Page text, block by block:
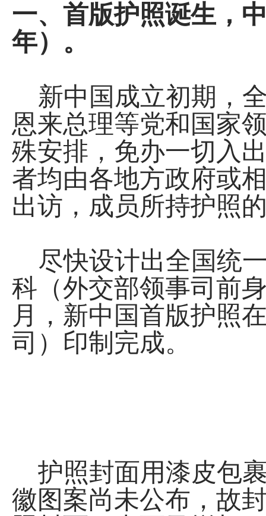
一、首版护照诞生，
年）。
新中国成立初期，
恩来总理等党和国家
殊安排，免办一切入
者均由各地方政府或
出访，成员所持护照
尽快设计出全国统
科（外交部领事司前
月，新中国首版护照
司）印制完成。
护照封面用漆皮包
徽图案尚未公布，故